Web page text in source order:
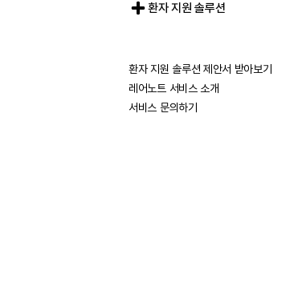
환자 지원 솔루션
환자 지원 솔루션 제안서 받아보기
레어노트 서비스 소개
서비스 문의하기